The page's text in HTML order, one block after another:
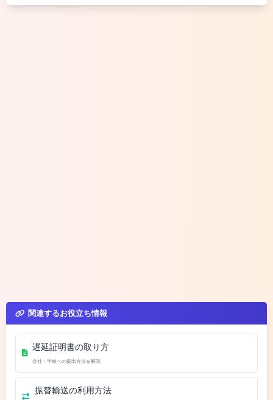
関連するお役立ち情報
遅延証明書の取り方
会社・学校への提出方法を解説
振替輸送の利用方法